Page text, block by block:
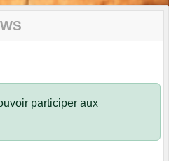
participer aux